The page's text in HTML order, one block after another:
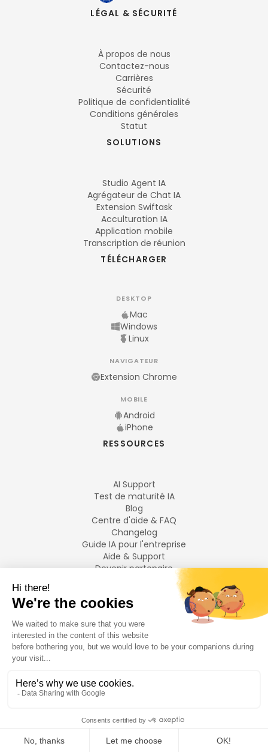
LÉGAL & SÉCURITÉ
À propos de nous
Contactez-nous
Carrières
Sécurité
Politique de confidentialité
Conditions générales
Statut
SOLUTIONS
Studio Agent IA
Agrégateur de Chat IA
Extension Swiftask
Acculturation IA
Application mobile
Transcription de réunion
TÉLÉCHARGER
DESKTOP
Mac
Windows
Linux
NAVIGATEUR
Extension Chrome
MOBILE
Android
iPhone
RESSOURCES
AI Support
Test de maturité IA
Blog
Centre d'aide & FAQ
Changelog
Guide IA pour l'entreprise
Aide & Support
Devenir partenaire
LANGUES
Français
English
2026Swiftask. Tous droits réservés.